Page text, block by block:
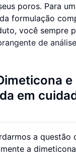
poros. Para
formulação
você sempre
de
em
a questão
a